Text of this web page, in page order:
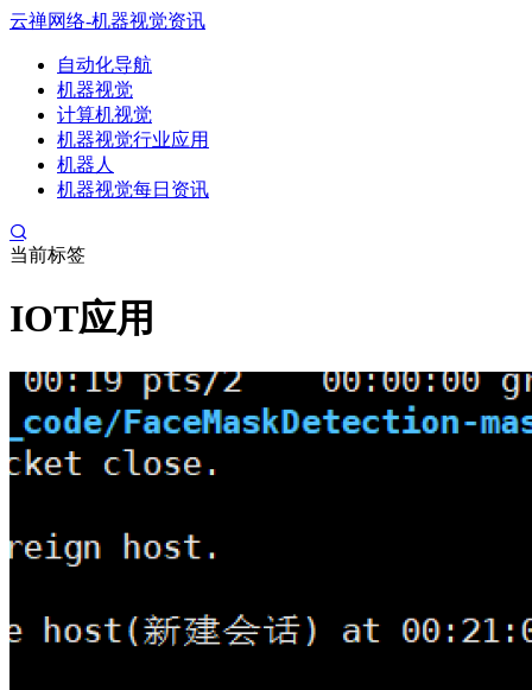
云禅网络-机器视觉资讯
自动化导航
机器视觉
计算机视觉
机器视觉行业应用
机器人
机器视觉每日资讯
当前标签
IOT应用